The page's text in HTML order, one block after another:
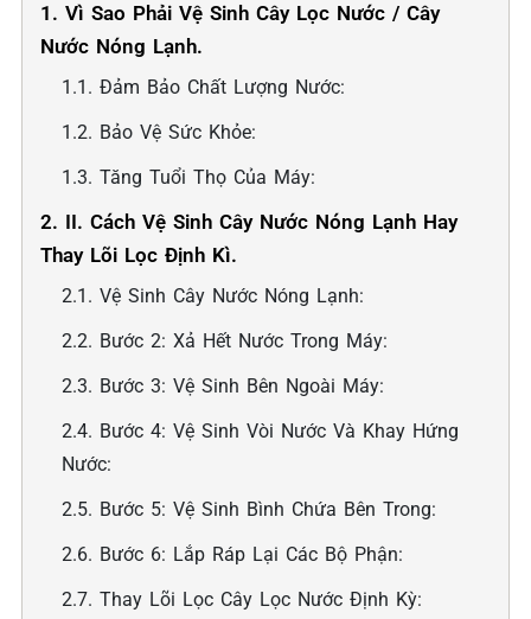
1. Vì Sao Phải Vệ Sinh Cây Lọc Nước / Cây
Nước Nóng Lạnh.
1.1. Đảm Bảo Chất Lượng Nước:
1.2. Bảo Vệ Sức Khỏe:
1.3. Tăng Tuổi Thọ Của Máy:
2. II. Cách Vệ Sinh Cây Nước Nóng Lạnh Hay
Thay Lõi Lọc Định Kì.
2.1. Vệ Sinh Cây Nước Nóng Lạnh:
2.2. Bước 2: Xả Hết Nước Trong Máy:
2.3. Bước 3: Vệ Sinh Bên Ngoài Máy:
2.4. Bước 4: Vệ Sinh Vòi Nước Và Khay Hứng
Nước:
2.5. Bước 5: Vệ Sinh Bình Chứa Bên Trong:
2.6. Bước 6: Lắp Ráp Lại Các Bộ Phận:
2.7. Thay Lõi Lọc Cây Lọc Nước Định Kỳ: